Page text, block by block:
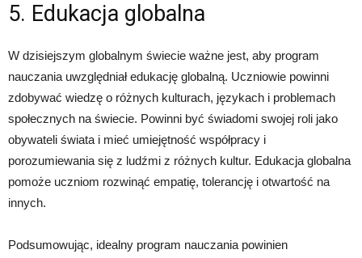
5. Edukacja globalna
W dzisiejszym globalnym świecie ważne jest, aby program
nauczania uwzględniał edukację globalną. Uczniowie powinni
zdobywać wiedzę o różnych kulturach, językach i problemach
społecznych na świecie. Powinni być świadomi swojej roli jako
obywateli świata i mieć umiejętność współpracy i
porozumiewania się z ludźmi z różnych kultur. Edukacja globalna
pomoże uczniom rozwinąć empatię, tolerancję i otwartość na
innych.
Podsumowując, idealny program nauczania powinien